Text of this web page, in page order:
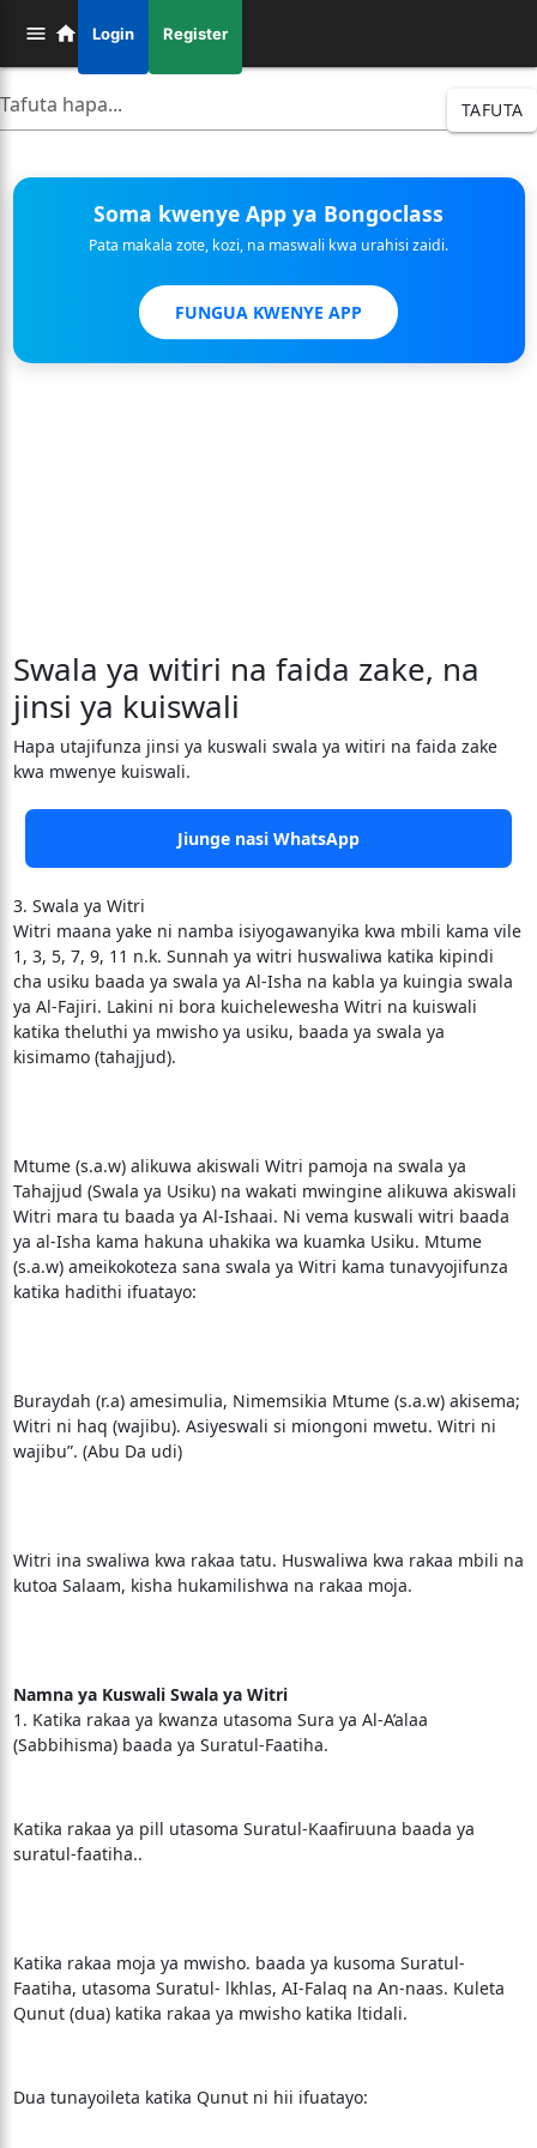
Login Register
TAFUTA
Soma kwenye App ya Bongoclass
Pata makala zote, kozi, na maswali kwa urahisi zaidi.
FUNGUA KWENYE APP
Swala ya witiri na faida zake, na
jinsi ya kuiswali
Hapa utajifunza jinsi ya kuswali swala ya witiri na faida zake
kwa mwenye kuiswali.
Jiunge nasi WhatsApp
3. Swala ya Witri
Witri maana yake ni namba isiyogawanyika kwa mbili kama vile
1, 3, 5, 7, 9, 11 n.k. Sunnah ya witri huswaliwa katika kipindi
cha usiku baada ya swala ya Al-Isha na kabla ya kuingia swala
ya Al-Fajiri. Lakini ni bora kuichelewesha Witri na kuiswali
katika theluthi ya mwisho ya usiku, baada ya swala ya
kisimamo (tahajjud).
Mtume (s.a.w) alikuwa akiswali Witri pamoja na swala ya
Tahajjud (Swala ya Usiku) na wakati mwingine alikuwa akiswali
Witri mara tu baada ya Al-Ishaai. Ni vema kuswali witri baada
ya al-Isha kama hakuna uhakika wa kuamka Usiku. Mtume
(s.a.w) ameikokoteza sana swala ya Witri kama tunavyojifunza
katika hadithi ifuatayo:
Buraydah (r.a) amesimulia, Nimemsikia Mtume (s.a.w) akisema;
Witri ni haq (wajibu). Asiyeswali si miongoni mwetu. Witri ni
wajibu”. (Abu Da udi)
Witri ina swaliwa kwa rakaa tatu. Huswaliwa kwa rakaa mbili na
kutoa Salaam, kisha hukamilishwa na rakaa moja.
Namna ya Kuswali Swala ya Witri
1. Katika rakaa ya kwanza utasoma Sura ya Al-A’alaa
(Sabbihisma) baada ya Suratul-Faatiha.
Katika rakaa ya pill utasoma Suratul-Kaafiruuna baada ya
suratul-faatiha..
Katika rakaa moja ya mwisho. baada ya kusoma Suratul-
Faatiha, utasoma Suratul- lkhlas, AI-Falaq na An-naas. Kuleta
Qunut (dua) katika rakaa ya mwisho katika ltidali.
Dua tunayoileta katika Qunut ni hii ifuatayo: